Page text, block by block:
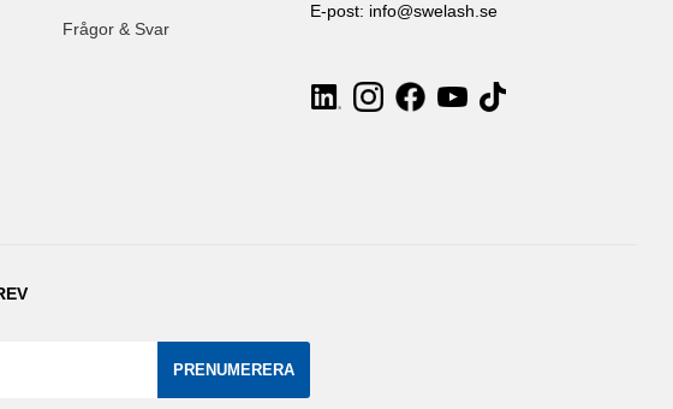
Frågor & Svar
E-post: info@swelash.se
PRENUMERERA